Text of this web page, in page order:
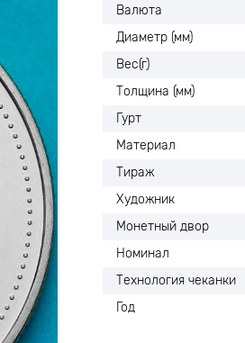
Валюта
Диаметр (мм)
Вес(г)
Толщина (мм)
Гурт
Материал
Тираж
Художник
Монетный двор
Номинал
Технология чеканки
Год